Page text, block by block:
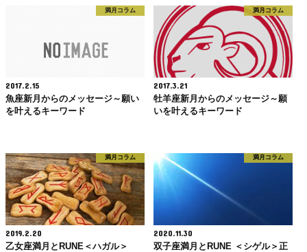
満月コラム
2017.2.15
魚座新月からのメッセージ～願い
を叶えるキーワード
満月コラム
2017.3.21
牡羊座新月からのメッセージ～願
いを叶えるキーワード
満月コラム
2019.2.20
乙女座満月とRUNE＜ハガル＞
満月コラム
2020.11.30
双子座満月とRUNE ＜シゲル＞正